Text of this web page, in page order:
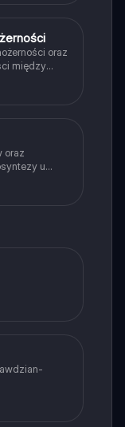
oraz
między
oraz
u